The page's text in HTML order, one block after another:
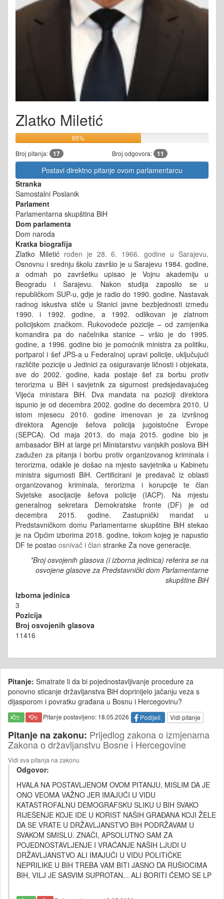
Zlatko Miletić
65%
Broj pitanja: 17 Broj odgovora: 11
Postavi direktno pitanje ovom parlamentarcu
Stranka
Samostalni Poslanik
Parlament
Parlamentarna skupština BiH
Dom parlamenta
Dom naroda
Kratka biografija
Zlatko Miletić rođen je 28. 6. 1966. godine u Sarajevu.
Osnovnu i srednju školu završio je u Sarajevu 1984. godine,
a odmah po završetku upisao je Vojnu akademiju u
Beogradu i Sarajevu. Nakon studija zaposlio se u
republičkom SUP-u, gdje je radio do 1990. godine. Nastavak
radnog iskustva stiče u Stanici javne bezbjednosti između
1990. i 1992. godine, a 1992. odlikovan je zlatnom
policijskom značkom. Rukovodeće pozicije – od zamjenika
komandira pa do načelnika stanice – vršio je do 1995.
godine, a 1996. godine bio je pomoćnik ministra za politiku,
portparol i šef JPS-a u Federalnoj upravi policije, uključujući
različite pozicije u Jedinici za osiguravanje ličnosti i objekata,
sve do 2002. godine, kada postaje šef za borbu protiv
terorizma u BiH i savjetnik za sigurnost predsjedavajućeg
Vijeća ministara BiH. Dva mandata na poziciji direktora
ispunio je od decembra 2002. godine do decembra 2010. U
istom mjesecu 2010. godine imenovan je za izvršnog
direktora Agencije šefova policija jugoistočne Evrope
(SEPCA). Od maja 2013. do maja 2015. godine bio je
ambasador BiH at largepri Ministarstvu vanjskih poslova BiH
zadužen za pitanja i borbu protiv organizovanog kriminala i
terorizma, odakle je došao na mjesto savjetnika u Kabinetu
ministra sigurnosti BiH. Certificirani je predavač iz oblasti
organizovanog kriminala, terorizma i korupcije te član
Svjetske asocijacije šefova policije (IACP). Na mjestu
generalnog sekretara Demokratske fronte (DF) je od
decembra 2015. godine. Zastupnički mandat u
Predstavničkom domu Parlamentarne skupštine BiH stekao
je na Općim izborima 2018. godine, tokom kojeg je napustio
DF te postao osnivač i član stranke Za nove generacije.
*Broj osvojenih glasova (i izborna jedinica) referira se na
osvojene glasove za Predstavnički dom Parlamentarne
skupštine BiH
Izborna jedinica
3
Pozicija
Broj osvojenih glasova
11416
Pitanje: Smatrate li da bi pojednostavljivanje procedure za
ponovno sticanje državljanstva BiH doprinijelo jačanju veza s
dijasporom i povratku građana u Bosnu i Hercegovinu?
3 0 Pitanje postavljeno: 18.05.2026 Podijeli Vidi pitanje
Pitanje na zakonu: Prijedlog zakona o izmjenama
Zakona o državljanstvu Bosne i Hercegovine
Vidi sva pitanja na zakonu
Odgovor:
HVALA NA POSTAVLJENOM OVOM PITANJU, MISLIM DA JE
ONO VEOMA VAŽNO JER IMAJUĆI U VIDU
KATASTROFALNU DEMOGRAFSKU SLIKU U BIH SVAKO
RIJEŠENJE KOJE IDE U KORIST NAŠIH GRAĐANA KOJI ŽELE
DA SE VRATE U DRŽAVLJANSTVO BIH PODRŽAVAM U
SVAKOM SMISLU. ZNAČI, APSOLUTNO SAM ZA
POJEDNOSTAVLJENJE I VRAĆANJE NAŠIH LJUDI U
DRŽAVLJANSTVO ALI IMAJUĆI U VIDU POLITIČKE
NEPRILIKE U BIH TREBA VAM BITI JASNO DA RUŠIOCIMA
BIH, VILJ JE SASVIM SUPROTAN... ALI BORITI ĆEMO SE LP